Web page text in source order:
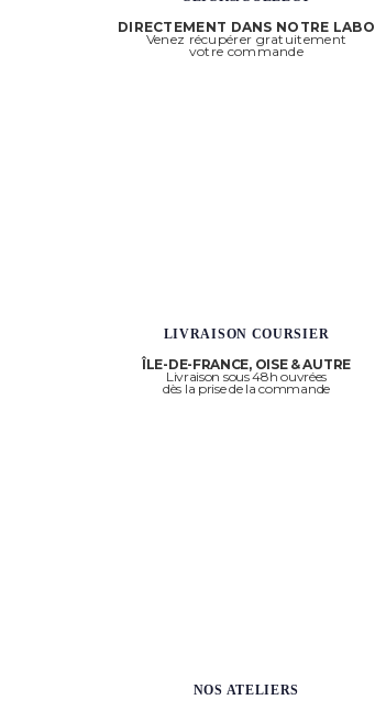
DIRECTEMENT DANS NOTRE LABO
Venez récupérer gratuitement
votre commande
LIVRAISON COURSIER
ÎLE-DE-FRANCE, OISE & AUTRE
Livraison sous 48h ouvrées
dès la prise de la commande
NOS ATELIERS